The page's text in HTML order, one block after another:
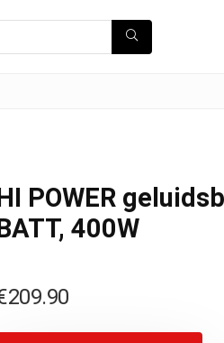
POWER
400W
209.90